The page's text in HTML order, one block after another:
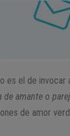
es el de
amante o
de amor